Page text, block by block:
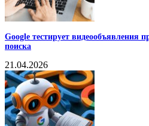
Google тестирует видеообъявления
поиска
21.04.2026